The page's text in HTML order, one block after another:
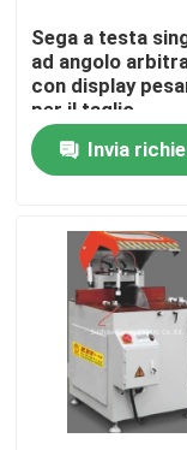
Controllo di
Contattici
Richieda una
Macchina
Macchina
Sega a testa
ad angolo
con display
per il taglio
dell'alluminio
Invia